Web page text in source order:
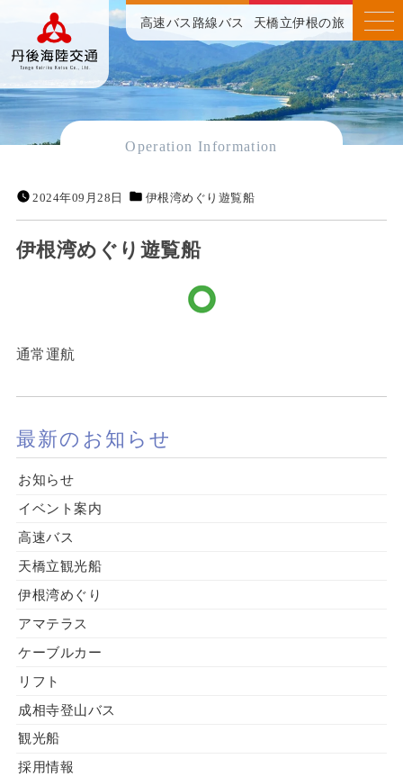
高速バス 路線バス 天橋立伊根の旅
Operation Information
2024年09月28日 伊根湾めぐり遊覧船
伊根湾めぐり遊覧船
通常運航
最新のお知らせ
お知らせ
イベント案内
高速バス
天橋立観光船
伊根湾めぐり
アマテラス
ケーブルカー
リフト
成相寺登山バス
観光船
採用情報